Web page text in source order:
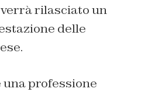
rilasciato un
delle
professione